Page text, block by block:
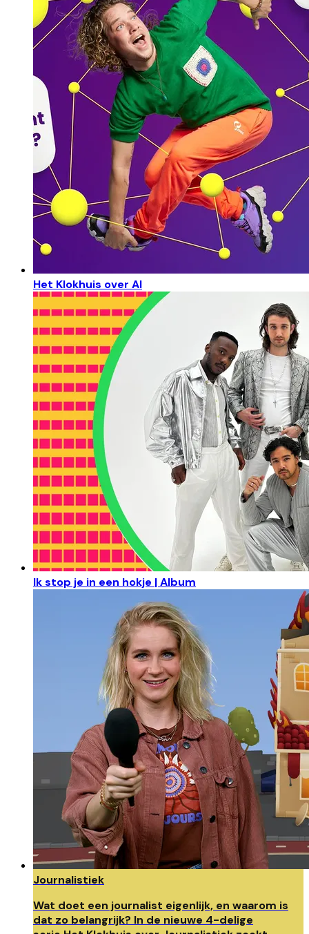
Het Klokhuis over AI
Ik stop je in een hokje | Album
Journalistiek
Wat doet een journalist eigenlijk, en waarom is
dat zo belangrijk? In de nieuwe 4-delige